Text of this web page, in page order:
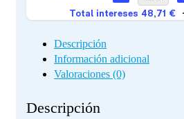
Descripción
Información adicional
Valoraciones (0)
Descripción